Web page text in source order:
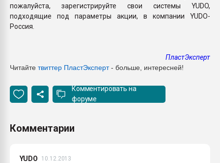
пожалуйста, зарегистрируйте свои системы YUDO,
подходящие под параметры акции, в компании YUDO-
Россия.
ПластЭксперт
Читайте твиттер ПластЭксперт- больше, интересней!
Комментировать на
форуме
Комментарии
YUDO
10.12.2013